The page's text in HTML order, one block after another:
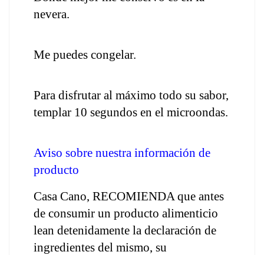
nevera.
Me puedes congelar.
Para disfrutar al máximo todo su sabor,
templar 10 segundos en el microondas.
Aviso sobre nuestra información de
producto
Casa Cano, RECOMIENDA que antes
de consumir un producto alimenticio
lean detenidamente la declaración de
ingredientes del mismo, su